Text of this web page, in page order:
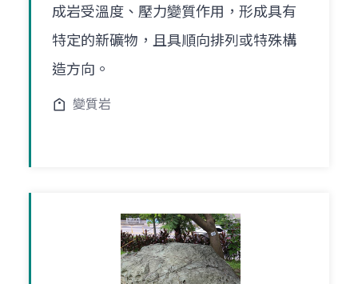
成岩受溫度、壓力變質作用，形成具有
特定的新礦物，且具順向排列或特殊構
造方向。
變質岩